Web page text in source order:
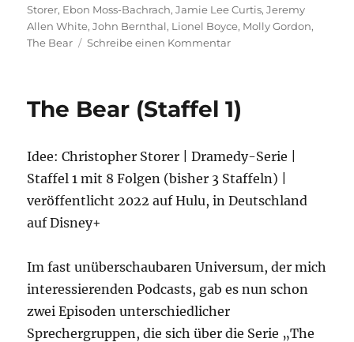
am
Storer, Ebon Moss-Bachrach,Jamie Lee Curtis,Jeremy
Allen White,John Bernthal, Lionel Boyce, Molly Gordon,
The Bear
Schreibe einen Kommentarzu
Staffel
2
The Bear (Staffel 1)
Idee: Christopher Storer | Dramedy-Serie |
Staffel 1 mit 8 Folgen (bisher 3 Staffeln) |
veröffentlicht 2022 auf Hulu, in Deutschland
auf Disney+
Im fast unüberschaubaren Universum, der mich
interessierenden Podcasts, gab es nun schon
zwei Episoden unterschiedlicher
Sprechergruppen, die sich über die Serie „The